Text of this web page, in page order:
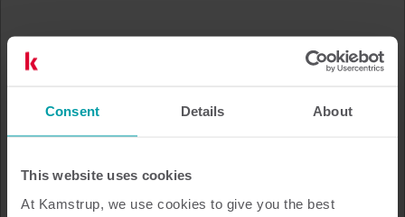
Consent Details About
This website uses cookies
At Kamstrup, we use cookies to give you the best